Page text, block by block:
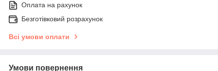
Оплата на рахунок
Безготівковий розрахунок
Всі умови оплати
Умови повернення